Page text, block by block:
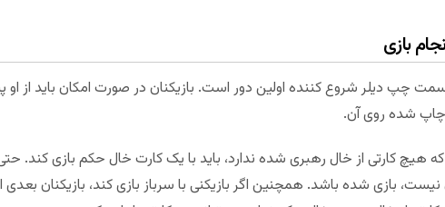
بازی
چپ دیلر شروع کننده اولین دور است. بازیکنان در صورت امکان باید از
شده روی آن.
که هیچ کارتی از خال رهبری شده ندارد، باید با یک کارت خال حکم بازی کند.
بازی شده باشد. همچنین اگر بازیکنی با سرباز بازی کند، بازیکنان بعدی